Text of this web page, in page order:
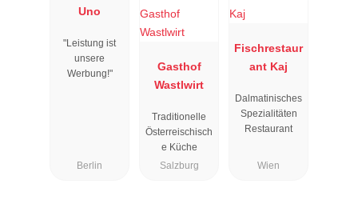
Uno
"Leistung ist
unsere
Werbung!"
Berlin
Gasthof
Wastlwirt
Traditionelle
Österreischisch
e Küche
Salzburg
Fischrestaur
ant Kaj
Dalmatinisches
Spezialitäten
Restaurant
Wien